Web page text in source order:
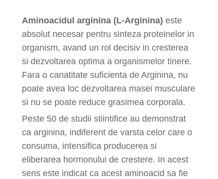
Aminoacidul arginina (L-Arginina) este
absolut necesar pentru sinteza proteinelor in
organism, avand un rol decisiv in cresterea
si dezvoltarea optima a organismelor tinere.
Fara o canatitate suficienta de Arginina, nu
poate avea loc dezvoltarea masei musculare
si nu se poate reduce grasimea corporala.
Peste 50 de studii stiintifice au demonstrat
ca arginina, indiferent de varsta celor care o
consuma, intensifica producerea si
eliberarea hormonului de crestere. In acest
sens este indicat ca acest aminoacid sa fie